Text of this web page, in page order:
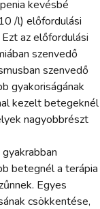
kevésbé
/l) előfordulási
az előfordulási
szenvedő
szenvedő
gyakoriságának
kezelt betegeknél
nagyobbrészt
betegnél a terápia
Egyes
csökkentése,